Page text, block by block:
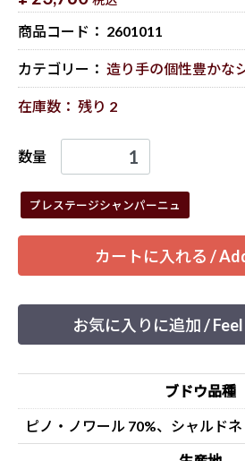
商品コード： 2601011
カテゴリー： 造り手の個性豊かな
在庫数： 残り 2
数量
プレステージシャンパーニュ
カートに入れる /
お気に入りに追加 /
ブドウ品種
ピノ・ノワール 70%、シャルドネ